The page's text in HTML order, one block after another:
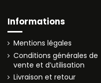
Informations
Mentions légales
Conditions générales de
vente et d’utilisation
Livraison et retour